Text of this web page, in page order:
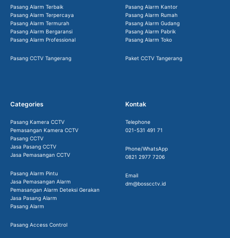
Pasang Alarm Terbaik
Pasang Alarm Terpercaya
Pasang Alarm Termurah
Pasang Alarm Bergaransi
Pasang Alarm Professional
Pasang CCTV Tangerang
Pasang Alarm Kantor
Pasang Alarm Rumah
Pasang Alarm Gudang
Pasang Alarm Pabrik
Pasang Alarm Toko
Paket CCTV Tangerang
Categories
Pasang Kamera CCTV
Pemasangan Kamera CCTV
Pasang CCTV
Jasa Pasang CCTV
Jasa Pemasangan CCTV
Pasang Alarm Pintu
Jasa Pemasangan Alarm
Pemasangan Alarm Deteksi Gerakan
Jasa Pasang Alarm
Pasang Alarm
Pasang Access Control
Kontak
Telephone
021-531 491 71
Phone/WhatsApp
0821 2977 7206
Email
dm@bosscctv.id